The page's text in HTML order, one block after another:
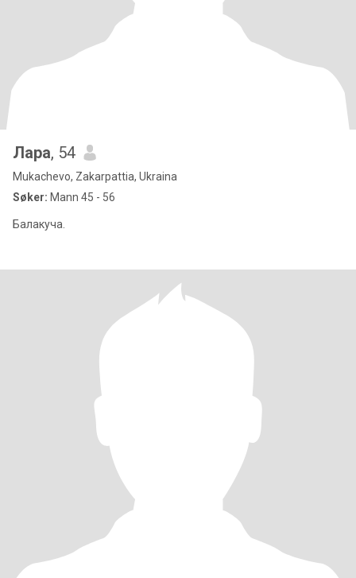
Лара, 54
Mukachevo, Zakarpattia, Ukraina
Søker: Mann 45 - 56
Балакуча.